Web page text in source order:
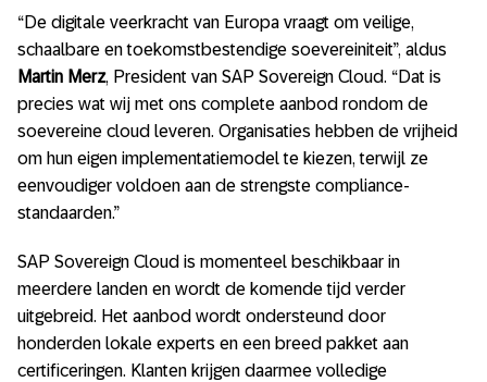
“De digitale veerkracht van Europa vraagt om veilige,
schaalbare en toekomstbestendige soevereiniteit”, aldus
Martin Merz, President van SAP Sovereign Cloud. “Dat is
precies wat wij met ons complete aanbod rondom de
soevereine cloud leveren. Organisaties hebben de vrijheid
om hun eigen implementatiemodel te kiezen, terwijl ze
eenvoudiger voldoen aan de strengste compliance-
standaarden.”
SAP Sovereign Cloud is momenteel beschikbaar in
meerdere landen en wordt de komende tijd verder
uitgebreid. Het aanbod wordt ondersteund door
honderden lokale experts en een breed pakket aan
certificeringen. Klanten krijgen daarmee volledige